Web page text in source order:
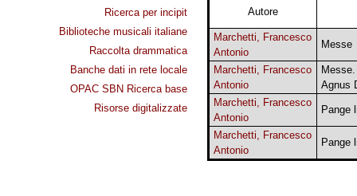
Ricerca per incipit
Biblioteche musicali italiane
Raccolta drammatica
Banche dati in rete locale
OPAC SBN Ricerca base
Risorse digitalizzate
Autore
Marchetti, Francesco
Antonio
Messe
Marchetti, Francesco
Antonio
Agnus
Marchetti, Francesco
Antonio
Pange
Marchetti, Francesco
Antonio
Pange